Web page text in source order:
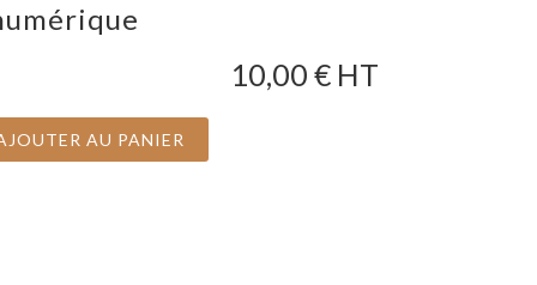
10,00 € HT
AU PANIER